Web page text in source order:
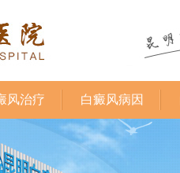
风治疗 白癜风病因